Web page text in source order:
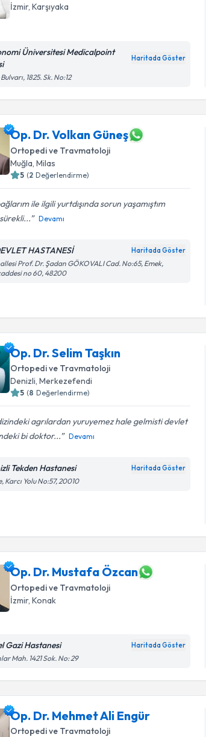
İzmir, Karşıyaka
Üniversitesi Medicalpoint
Haritada Göster
1825. Sk. No:12
Op. Dr. Volkan Güneş
Ortopedi ve Travmatoloji
Muğla , Milas
5 (2 Değerlendirme)
ile ilgili yurtdışında sorun yaşamıştım
Devamı
HASTANESİ Haritada Göster
Prof. Dr. Şadan GÖKOVALI Cad. No:65, Emek,
no 60, 48200
Op. Dr. Selim Taşkın
Ortopedi ve Travmatoloji
Denizli, Merkezefendi
5 (8 Değerlendirme)
agrılardan yuruyemez hale gelmisti devlet
bi doktor...
Devamı
Tekden Hastanesi Haritada Göster
Karcı Yolu No:57, 20010
Op. Dr. Mustafa Özcan
Ortopedi ve Travmatoloji
İzmir, Konak
Gazi Hastanesi Haritada Göster
Mah. 1421 Sok. No: 29
Op. Dr. Mehmet Ali Engür
Ortopedi ve Travmatoloji